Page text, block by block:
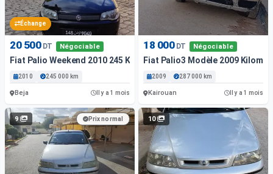
Échange
20 500 DT Négociable
Fiat Palio Weekend 2010 245 Km
2010 245 000 km
Beja Il y a 1 mois
18 000 DT Négociable
Fiat Palio3 Modèle 2009
2009 287 000 km
Kairouan Il y a 1 mois
9 Prix normal 10